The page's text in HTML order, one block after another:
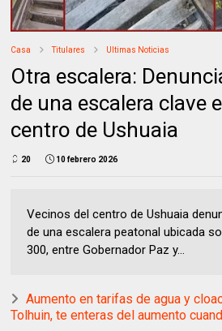
Casa Titulares Ultimas Noticias
Otra escalera:
de una escalera clave
centro de Ushuaia
20 10 febrero 2026
Vecinos del centro de Ushuaia
de una escalera peatonal ubicada
300, entre Gobernador Paz y...
Aumento en tarifas de agua y
Tolhuin, te enteras del aumento